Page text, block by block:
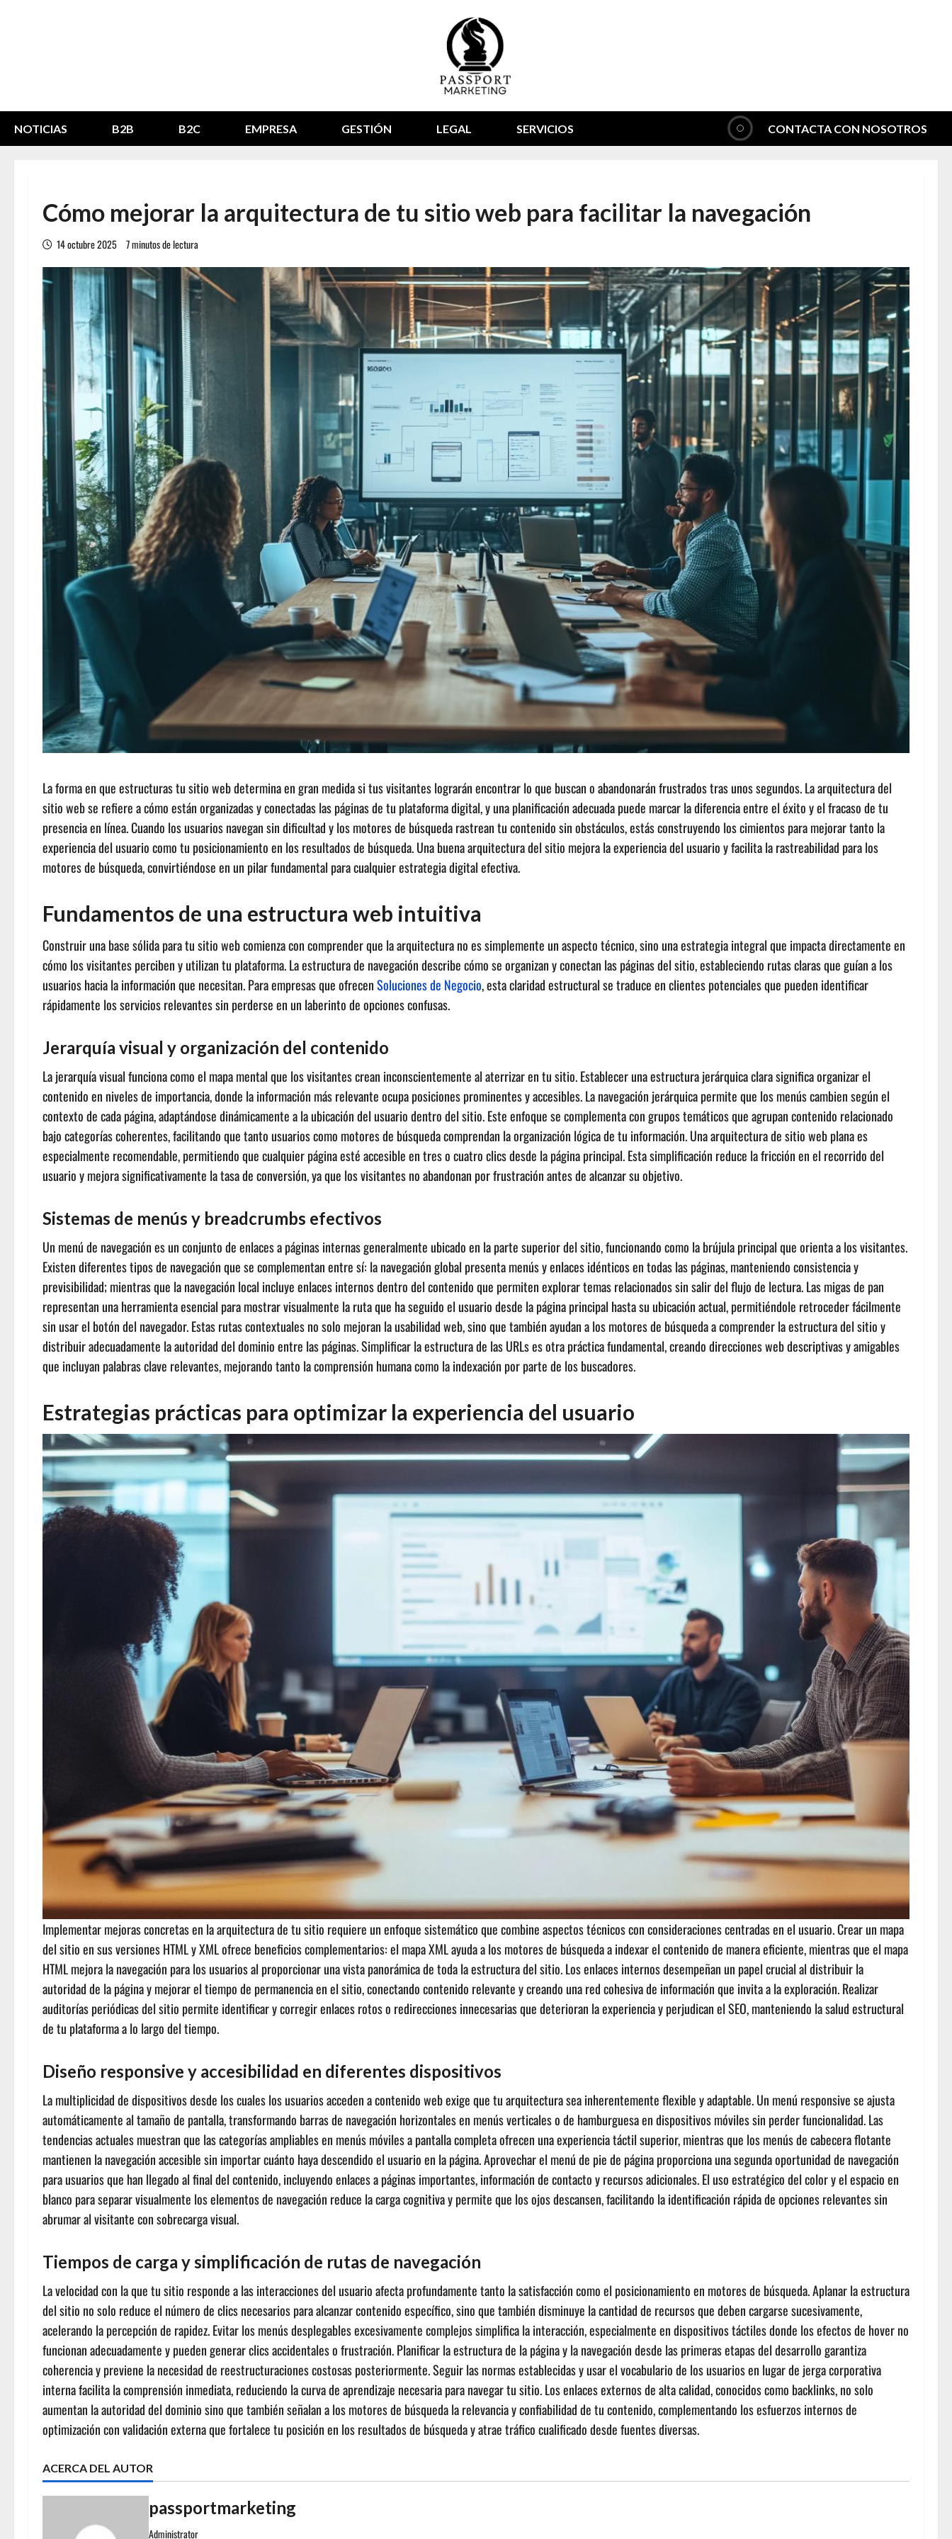
NOTICIAS B2B B2C EMPRESA GESTIÓN LEGAL SERVICIOS CONTACTA CON NOSOTROS
Cómo mejorar la arquitectura de tu sitio web para facilitar la navegación
14 octubre 2025 7 minutos de lectura
La forma en que estructuras tu sitio web determina en gran medida si tus visitantes lograrán encontrar lo que buscan o abandonarán frustrados tras unos segundos. La arquitectura del
sitio web se refiere a cómo están organizadas y conectadas las páginas de tu plataforma digital, y una planificación adecuada puede marcar la diferencia entre el éxito y el fracaso de tu
presencia en línea. Cuando los usuarios navegan sin dificultad y los motores de búsqueda rastrean tu contenido sin obstáculos, estás construyendo los cimientos para mejorar tanto la
experiencia del usuario como tu posicionamiento en los resultados de búsqueda. Una buena arquitectura del sitio mejora la experiencia del usuario y facilita la rastreabilidad para los
motores de búsqueda, convirtiéndose en un pilar fundamental para cualquier estrategia digital efectiva.
Fundamentos de una estructura web intuitiva
Construir una base sólida para tu sitio web comienza con comprender que la arquitectura no es simplemente un aspecto técnico, sino una estrategia integral que impacta directamente en
cómo los visitantes perciben y utilizan tu plataforma. La estructura de navegación describe cómo se organizan y conectan las páginas del sitio, estableciendo rutas claras que guían a los
usuarios hacia la información que necesitan. Para empresas que ofrecenSoluciones de Negocio, esta claridad estructural se traduce en clientes potenciales que pueden identificar
rápidamente los servicios relevantes sin perderse en un laberinto de opciones confusas.
Jerarquía visual y organización del contenido
La jerarquía visual funciona como el mapa mental que los visitantes crean inconscientemente al aterrizar en tu sitio. Establecer una estructura jerárquica clara significa organizar el
contenido en niveles de importancia, donde la información más relevante ocupa posiciones prominentes y accesibles. La navegación jerárquica permite que los menús cambien según el
contexto de cada página, adaptándose dinámicamente a la ubicación del usuario dentro del sitio. Este enfoque se complementa con grupos temáticos que agrupan contenido relacionado
bajo categorías coherentes, facilitando que tanto usuarios como motores de búsqueda comprendan la organización lógica de tu información. Una arquitectura de sitio web plana es
especialmente recomendable, permitiendo que cualquier página esté accesible en tres o cuatro clics desde la página principal. Esta simplificación reduce la fricción en el recorrido del
usuario y mejora significativamente la tasa de conversión, ya que los visitantes no abandonan por frustración antes de alcanzar su objetivo.
Sistemas de menús y breadcrumbs efectivos
Un menú de navegación es un conjunto de enlaces a páginas internas generalmente ubicado en la parte superior del sitio, funcionando como la brújula principal que orienta a los visitantes.
Existen diferentes tipos de navegación que se complementan entre sí: la navegación global presenta menús y enlaces idénticos en todas las páginas, manteniendo consistencia y
previsibilidad; mientras que la navegación local incluye enlaces internos dentro del contenido que permiten explorar temas relacionados sin salir del flujo de lectura. Las migas de pan
representan una herramienta esencial para mostrar visualmente la ruta que ha seguido el usuario desde la página principal hasta su ubicación actual, permitiéndole retroceder fácilmente
sin usar el botón del navegador. Estas rutas contextuales no solo mejoran la usabilidad web, sino que también ayudan a los motores de búsqueda a comprender la estructura del sitio y
distribuir adecuadamente la autoridad del dominio entre las páginas. Simplificar la estructura de las URLs es otra práctica fundamental, creando direcciones web descriptivas y amigables
que incluyan palabras clave relevantes, mejorando tanto la comprensión humana como la indexación por parte de los buscadores.
Estrategias prácticas para optimizar la experiencia del usuario
Implementar mejoras concretas en la arquitectura de tu sitio requiere un enfoque sistemático que combine aspectos técnicos con consideraciones centradas en el usuario. Crear un mapa
del sitio en sus versiones HTML y XML ofrece beneficios complementarios: el mapa XML ayuda a los motores de búsqueda a indexar el contenido de manera eficiente, mientras que el mapa
HTML mejora la navegación para los usuarios al proporcionar una vista panorámica de toda la estructura del sitio. Los enlaces internos desempeñan un papel crucial al distribuir la
autoridad de la página y mejorar el tiempo de permanencia en el sitio, conectando contenido relevante y creando una red cohesiva de información que invita a la exploración. Realizar
auditorías periódicas del sitio permite identificar y corregir enlaces rotos o redirecciones innecesarias que deterioran la experiencia y perjudican el SEO, manteniendo la salud estructural
de tu plataforma a lo largo del tiempo.
Diseño responsive y accesibilidad en diferentes dispositivos
La multiplicidad de dispositivos desde los cuales los usuarios acceden a contenido web exige que tu arquitectura sea inherentemente flexible y adaptable. Un menú responsive se ajusta
automáticamente al tamaño de pantalla, transformando barras de navegación horizontales en menús verticales o de hamburguesa en dispositivos móviles sin perder funcionalidad. Las
tendencias actuales muestran que las categorías ampliables en menús móviles a pantalla completa ofrecen una experiencia táctil superior, mientras que los menús de cabecera flotante
mantienen la navegación accesible sin importar cuánto haya descendido el usuario en la página. Aprovechar el menú de pie de página proporciona una segunda oportunidad de navegación
para usuarios que han llegado al final del contenido, incluyendo enlaces a páginas importantes, información de contacto y recursos adicionales. El uso estratégico del color y el espacio en
blanco para separar visualmente los elementos de navegación reduce la carga cognitiva y permite que los ojos descansen, facilitando la identificación rápida de opciones relevantes sin
abrumar al visitante con sobrecarga visual.
Tiempos de carga y simplificación de rutas de navegación
La velocidad con la que tu sitio responde a las interacciones del usuario afecta profundamente tanto la satisfacción como el posicionamiento en motores de búsqueda. Aplanar la estructura
del sitio no solo reduce el número de clics necesarios para alcanzar contenido específico, sino que también disminuye la cantidad de recursos que deben cargarse sucesivamente,
acelerando la percepción de rapidez. Evitar los menús desplegables excesivamente complejos simplifica la interacción, especialmente en dispositivos táctiles donde los efectos de hover no
funcionan adecuadamente y pueden generar clics accidentales o frustración. Planificar la estructura de la página y la navegación desde las primeras etapas del desarrollo garantiza
coherencia y previene la necesidad de reestructuraciones costosas posteriormente. Seguir las normas establecidas y usar el vocabulario de los usuarios en lugar de jerga corporativa
interna facilita la comprensión inmediata, reduciendo la curva de aprendizaje necesaria para navegar tu sitio. Los enlaces externos de alta calidad, conocidos como backlinks, no solo
aumentan la autoridad del dominio sino que también señalan a los motores de búsqueda la relevancia y confiabilidad de tu contenido, complementando los esfuerzos internos de
optimización con validación externa que fortalece tu posición en los resultados de búsqueda y atrae tráfico cualificado desde fuentes diversas.
ACERCA DEL AUTOR
passportmarketing
Administrator